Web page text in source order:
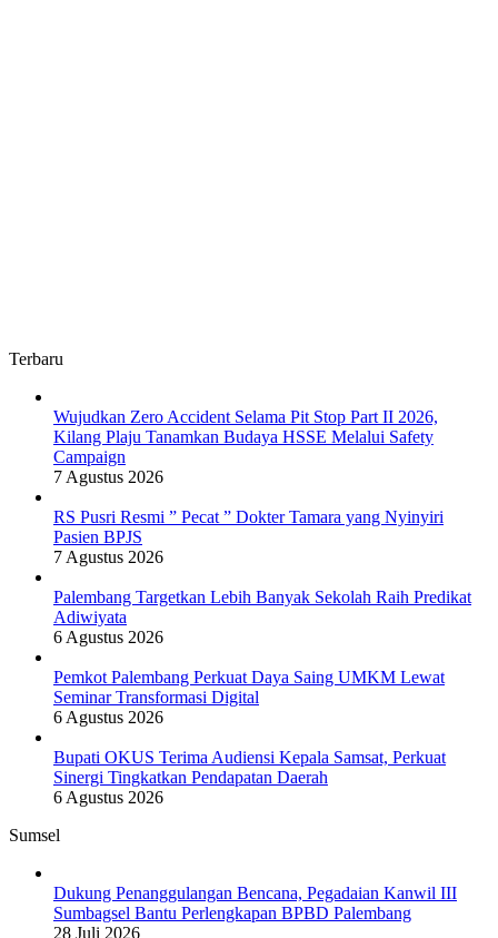
Terbaru
Wujudkan Zero Accident Selama Pit Stop Part II 2026,
Kilang Plaju Tanamkan Budaya HSSE Melalui Safety
Campaign
7 Agustus 2026
RS Pusri Resmi ” Pecat ” Dokter Tamara yang Nyinyiri
Pasien BPJS
7 Agustus 2026
Palembang Targetkan Lebih Banyak Sekolah Raih Predikat
Adiwiyata
6 Agustus 2026
Pemkot Palembang Perkuat Daya Saing UMKM Lewat
Seminar Transformasi Digital
6 Agustus 2026
Bupati OKUS Terima Audiensi Kepala Samsat, Perkuat
Sinergi Tingkatkan Pendapatan Daerah
6 Agustus 2026
Sumsel
Dukung Penanggulangan Bencana, Pegadaian Kanwil III
Sumbagsel Bantu Perlengkapan BPBD Palembang
28 Juli 2026